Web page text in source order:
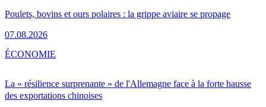
Poulets, bovins et ours polaires : la grippe aviaire se propage
07.08.2026
La « résilience surprenante » de l'Allemagne face à la forte hausse
des exportations chinoises
ÉCONOMIE